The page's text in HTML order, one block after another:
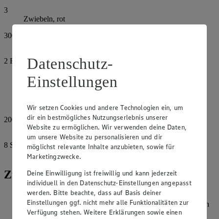
3
Zwiebeln, rot
300
2 EL
Olivenöl
Meersalz
200
Ziegenkäserollen
8 Scheiben
Vollkorn-Baguettes
Zubereitung
Zucchini und Auberginen schräg in dünne Scheiben
schneiden. Zwiebeln in Ringe schneiden, Tomaten – je nach
Größe – halbieren oder vierteln. Gemüse mit Öl vermengen
Datenschutz-
Einstellungen
Wir setzen Cookies und andere Technologien ein, um
dir ein bestmögliches Nutzungserlebnis unserer
Website zu ermöglichen. Wir verwenden deine Daten,
um unsere Website zu personalisieren und dir
möglichst relevante Inhalte anzubieten, sowie für
Marketingzwecke.
Deine Einwilligung ist freiwillig und kann jederzeit
individuell in den Datenschutz-Einstellungen angepasst
werden. Bitte beachte, dass auf Basis deiner
Einstellungen ggf. nicht mehr alle Funktionalitäten zur
Verfügung stehen. Weitere Erklärungen sowie einen